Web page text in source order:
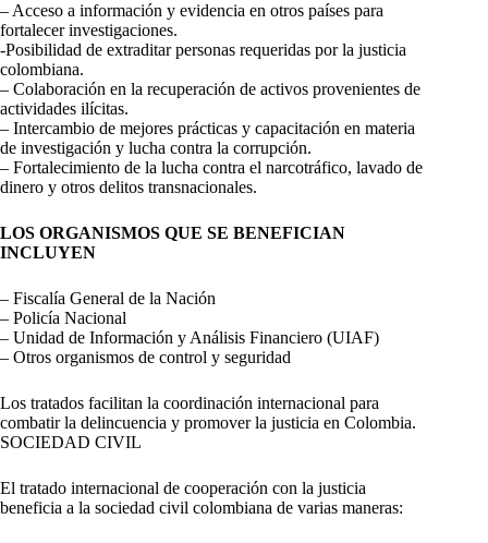
– Acceso a información y evidencia en otros países para
fortalecer investigaciones.
-Posibilidad de extraditar personas requeridas por la justicia
colombiana.
– Colaboración en la recuperación de activos provenientes de
actividades ilícitas.
– Intercambio de mejores prácticas y capacitación en materia
de investigación y lucha contra la corrupción.
– Fortalecimiento de la lucha contra el narcotráfico, lavado de
dinero y otros delitos transnacionales.
LOS ORGANISMOS QUE SE BENEFICIAN
INCLUYEN
– Fiscalía General de la Nación
– Policía Nacional
– Unidad de Información y Análisis Financiero (UIAF)
– Otros organismos de control y seguridad
Los tratados facilitan la coordinación internacional para
combatir la delincuencia y promover la justicia en Colombia.
SOCIEDAD CIVIL
El tratado internacional de cooperación con la justicia
beneficia a la sociedad civil colombiana de varias maneras: